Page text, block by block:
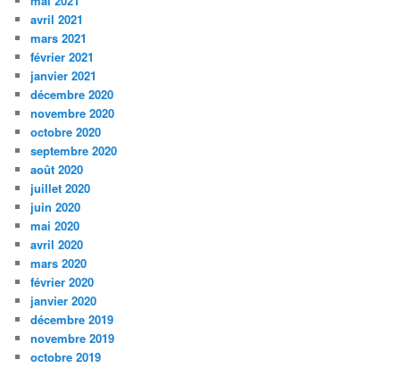
avril 2021
mars 2021
février 2021
janvier 2021
décembre 2020
novembre 2020
octobre 2020
septembre 2020
août 2020
juillet 2020
juin 2020
mai 2020
avril 2020
mars 2020
février 2020
janvier 2020
décembre 2019
novembre 2019
octobre 2019